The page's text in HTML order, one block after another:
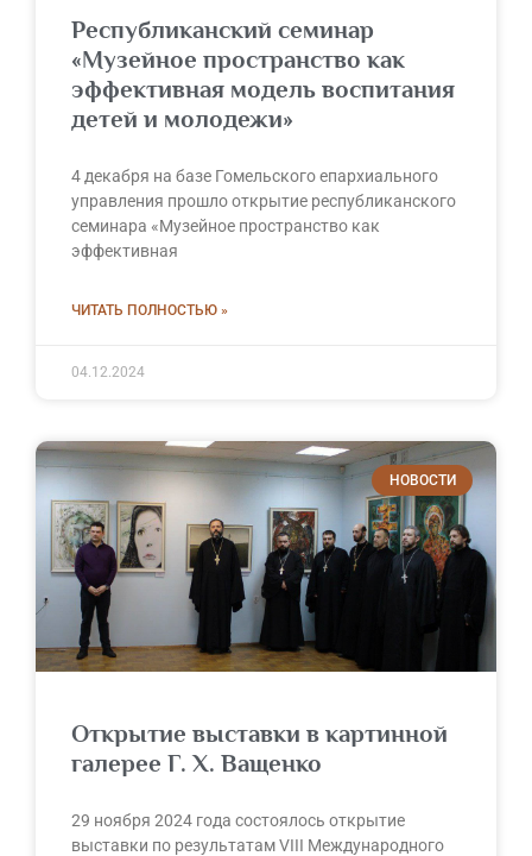
Республиканский семинар
«Музейное пространство как
эффективная модель воспитания
детей и молодежи»
4 декабря на базе Гомельского епархиального
управления прошло открытие республиканского
семинара «Музейное пространство как
эффективная
ЧИТАТЬ ПОЛНОСТЬЮ »
04.12.2024
НОВОСТИ
Открытие выставки в картинной
галерее Г. Х. Ващенко
29 ноября 2024 года состоялось открытие
выставки по результатам VIII Международного